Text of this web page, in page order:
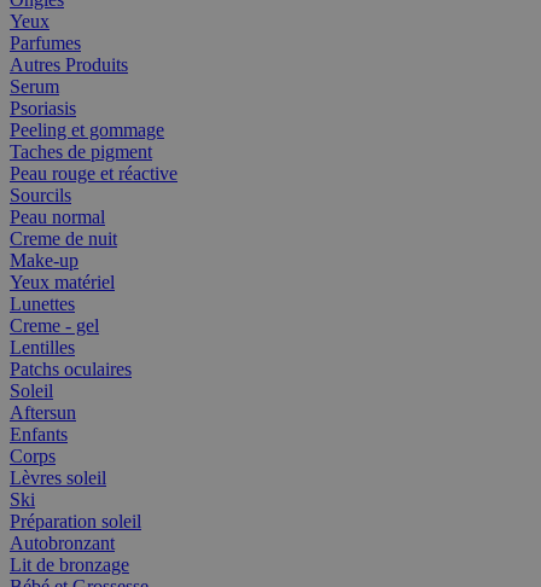
Yeux
Parfumes
Autres Produits
Serum
Psoriasis
Peeling et gommage
Taches de pigment
Peau rouge et réactive
Sourcils
Peau normal
Creme de nuit
Make-up
Yeux matériel
Lunettes
Creme - gel
Lentilles
Patchs oculaires
Soleil
Aftersun
Enfants
Corps
Lèvres soleil
Ski
Préparation soleil
Autobronzant
Lit de bronzage